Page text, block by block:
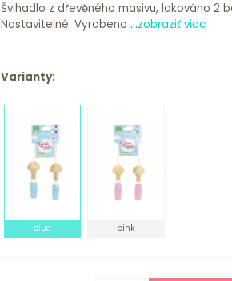
Švihadlo z dřevěného masivu, lakováno 2
Nastavitelné. Vyrobeno ...zobraziť viac
Varianty:
blue pink